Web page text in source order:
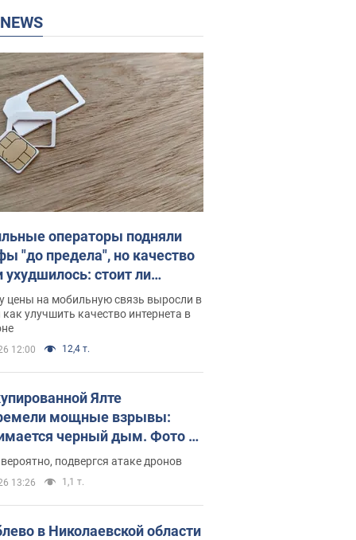
NEWS
операторы подняли
"до предела", но качество
ухудшилось: стоит ли
на цены
цены на мобильную связь выросли в
улучшить качество интернета в
12:00 12,4 т.
Ялте
мощные взрывы:
черный дым. Фото и
подвергся атаке дронов
13:26 1,1 т.
в Николаевской области